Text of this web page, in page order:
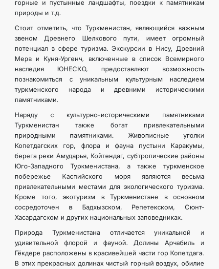
горные и пустынные ландшафты, поездки к памятникам
природы и т.д.
Стоит отметить, что Туркменистан, являющийся важным
звеном Древнего Шелкового пути, имеет огромный
потенциал в сфере туризма. Экскурсии в Нису, Древний
Мерв и Куня-Ургенч, включенные в список Всемирного
наследия ЮНЕСКО, предоставляют возможность
познакомиться с уникальным культурным наследием
туркменского народа и древними историческими
памятниками.
Наряду с культурно-историческими памятниками
Туркменистан также богат привлекательными
природными памятниками. Живописные уголки
Копетдагских гор, флора и фауна пустыни Каракумы,
берега реки Амударья, Койтендаг, субтропические районы
Юго-Западного Туркменистана, а также туркменское
побережье Каспийского моря являются весьма
привлекательными местами для экологического туризма.
Кроме того, экотуризм в Туркменистане в основном
сосредоточен в Бадхызском, Репетекском, Сюнт-
Хасардагском и других национальных заповедниках.
Природа Туркменистана отличается уникальной и
удивительной флорой и фауной. Долины Арчабиль и
Гёкдере расположены в красивейшей части гор Копетдага.
В этих прекрасных долинах чистый горный воздух, обилие